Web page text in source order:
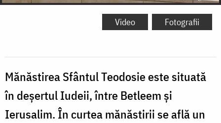
Video Fotografii
Mănăstirea Sfântul Teodosie este situată
în deșertul Iudeii, între Betleem și
Ierusalim. În curtea mănăstirii se află un